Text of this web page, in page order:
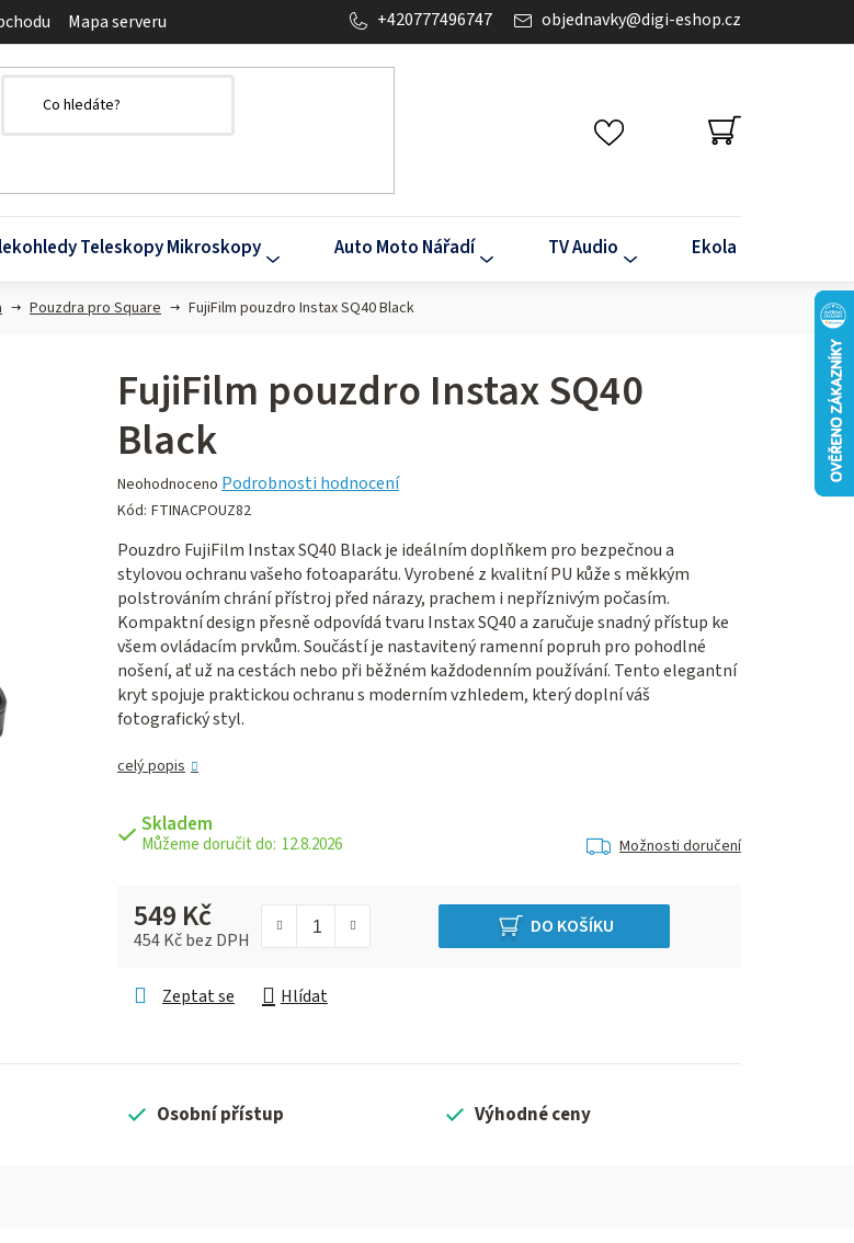
Mapa serveru objednavky@digi-eshop.cz
+420777496747
NÁKUPNÍ
KOŠÍK
Teleskopy Mikroskopy Auto Moto Nářadí TV Audio Ekola
Pouzdra pro Square FujiFilm pouzdro Instax SQ40 Black
FujiFilm pouzdro Instax SQ40
Black
Průměrné
hodnocení
je
0,0
z 5
hvězdiček.
Neohodnoceno Podrobnosti hodnocení
Kód: FTINACPOUZ82
Pouzdro FujiFilm Instax SQ40 Black je ideálním doplňkem pro bezpečnou a
stylovou ochranu vašeho fotoaparátu. Vyrobené z kvalitní PU kůže s měkkým
polstrováním chrání přístroj před nárazy, prachem i nepříznivým počasím.
Kompaktní design přesně odpovídá tvaru Instax SQ40 a zaručuje snadný přístup ke
všem ovládacím prvkům. Součástí je nastavitený ramenní popruh pro pohodlné
nošení, ať už na cestách nebo při běžném každodenním používání. Tento elegantní
kryt spojuje praktickou ochranu s moderním vzhledem, který doplní váš
fotografický styl.
celý popis
Skladem
12.8.2026 Možnosti doručení
549 Kč
454 Kč bez DPH
DO KOŠÍKU
Zeptat se Hlídat
Osobní přístup Výhodné ceny